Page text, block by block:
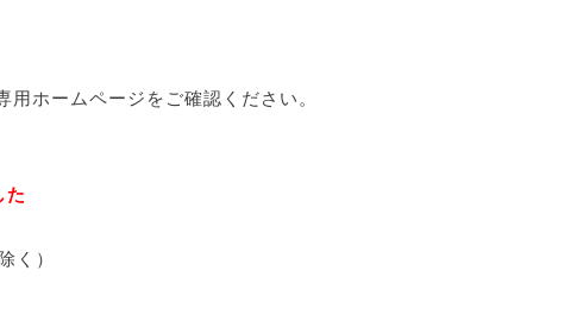
ホームページをご確認ください。
く）